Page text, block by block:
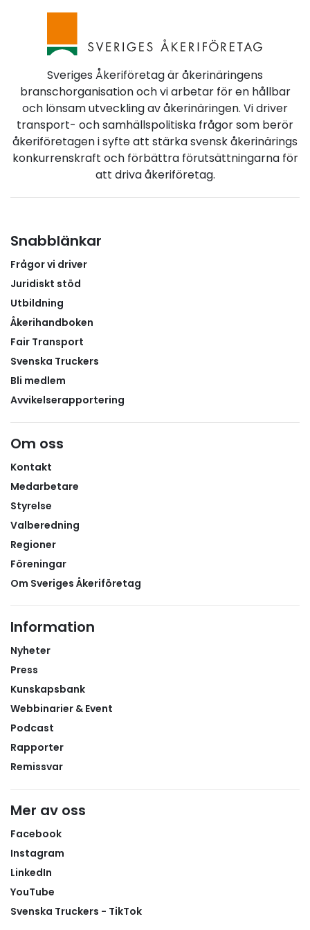
Sveriges Åkeriföretag är åkerinäringens
branschorganisation och vi arbetar för en hållbar
och lönsam utveckling av åkerinäringen. Vi driver
transport- och samhällspolitiska frågor som berör
åkeriföretagen i syfte att stärka svensk åkerinärings
konkurrenskraft och förbättra förutsättningarna för
att driva åkeriföretag.
Snabblänkar
Frågor vi driver
Juridiskt stöd
Utbildning
Åkerihandboken
Fair Transport
Svenska Truckers
Bli medlem
Avvikelserapportering
Om oss
Kontakt
Medarbetare
Styrelse
Valberedning
Regioner
Föreningar
Om Sveriges Åkeriföretag
Information
Nyheter
Press
Kunskapsbank
Webbinarier & Event
Podcast
Rapporter
Remissvar
Mer av oss
Facebook
Instagram
LinkedIn
YouTube
Svenska Truckers - TikTok